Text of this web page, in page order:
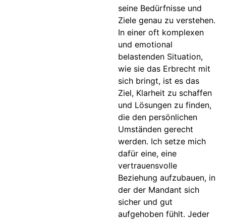
seine Bedürfnisse und
Ziele genau zu verstehen.
In einer oft komplexen
und emotional
belastenden Situation,
wie sie das Erbrecht mit
sich bringt, ist es das
Ziel, Klarheit zu schaffen
und Lösungen zu finden,
die den persönlichen
Umständen gerecht
werden. Ich setze mich
dafür eine, eine
vertrauensvolle
Beziehung aufzubauen, in
der der Mandant sich
sicher und gut
aufgehoben fühlt. Jeder